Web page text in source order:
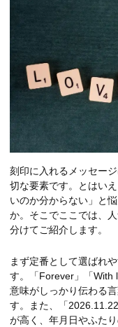
刻印に入れるメッセー
切な要素です。とはい
いのか分からない」と
か。そこでここでは、
分けてご紹介します。
まず定番として選ばれ
す。「Forever」「With
意味がしっかり伝わる
す。また、「
が高く、年月日やふた